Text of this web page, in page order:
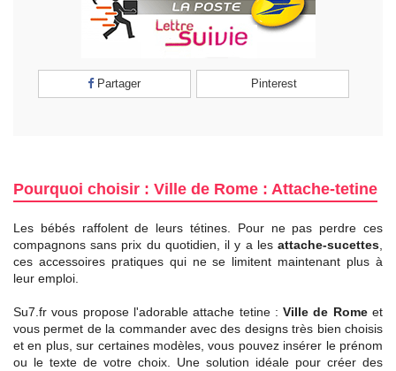
Partager Pinterest
Pourquoi choisir : Ville de Rome : Attache-tetine
Les bébés raffolent de leurs tétines. Pour ne pas perdre ces
compagnons sans prix du quotidien, il y a les attache-sucettes
ces accessoires pratiques qui ne se limitent maintenant plus à
leur emploi.
Su7.fr vous propose l'adorable attache tetine :Ville de Romeet
vous permet de la commander avec des designs très bien choisis
et en plus, sur certaines modèles, vous pouvez insérer le prénom
ou le texte de votre choix. Une solution idéale pour créer des